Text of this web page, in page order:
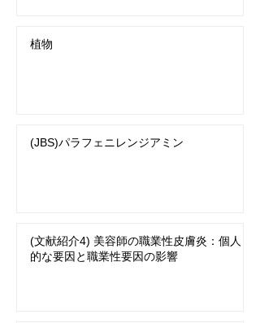
植物
(JBS)パラフェニレンジアミン
(文献紹介4) 美容師の職業性皮膚炎：個人
的な要因と職業性要因の影響